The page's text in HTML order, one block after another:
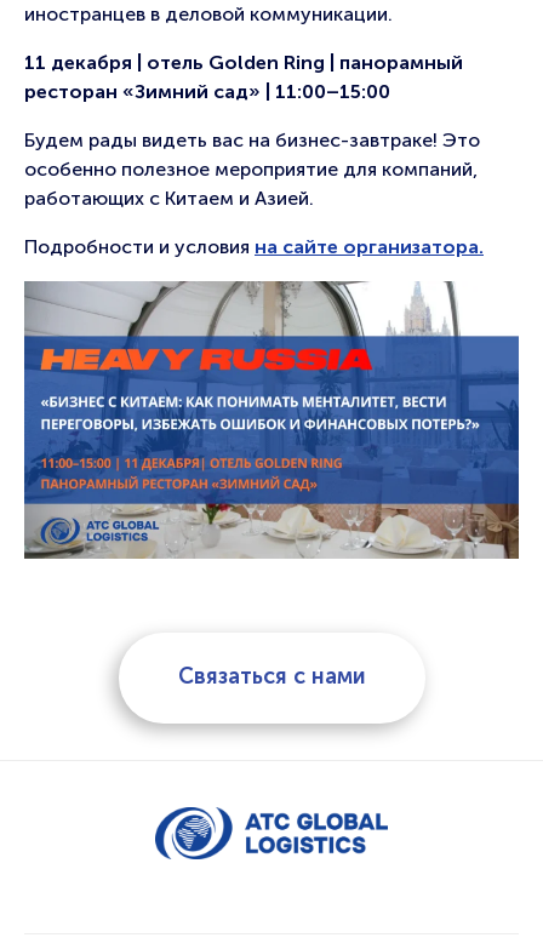
иностранцев в деловой коммуникации.
11 декабря | отель Golden Ring | панорамный
ресторан «Зимний сад» | 11:00–15:00
Будем рады видеть вас на бизнес-завтраке! Это
особенно полезное мероприятие для компаний,
работающих с Китаем и Азией.
Подробности и условия на сайте организатора.
Связаться с нами